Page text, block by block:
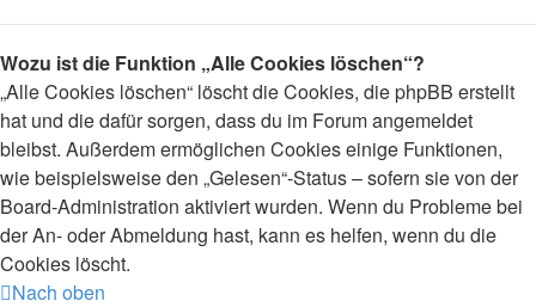
Wozu ist die Funktion „Alle Cookies löschen“?
„Alle Cookies löschen“ löscht die Cookies, die phpBB erstellt
hat und die dafür sorgen, dass du im Forum angemeldet
bleibst. Außerdem ermöglichen Cookies einige Funktionen,
wie beispielsweise den „Gelesen“-Status – sofern sie von der
Board-Administration aktiviert wurden. Wenn du Probleme bei
der An- oder Abmeldung hast, kann es helfen, wenn du die
Cookies löscht.
Nach oben